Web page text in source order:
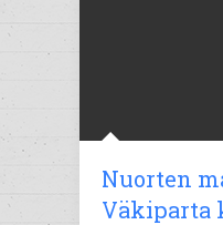
Nuorten
Väkiparta